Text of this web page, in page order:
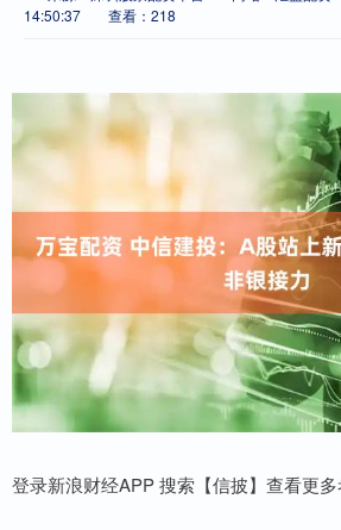
14:50:37
查看：218
登录新浪财经APP 搜索【信披】查看更